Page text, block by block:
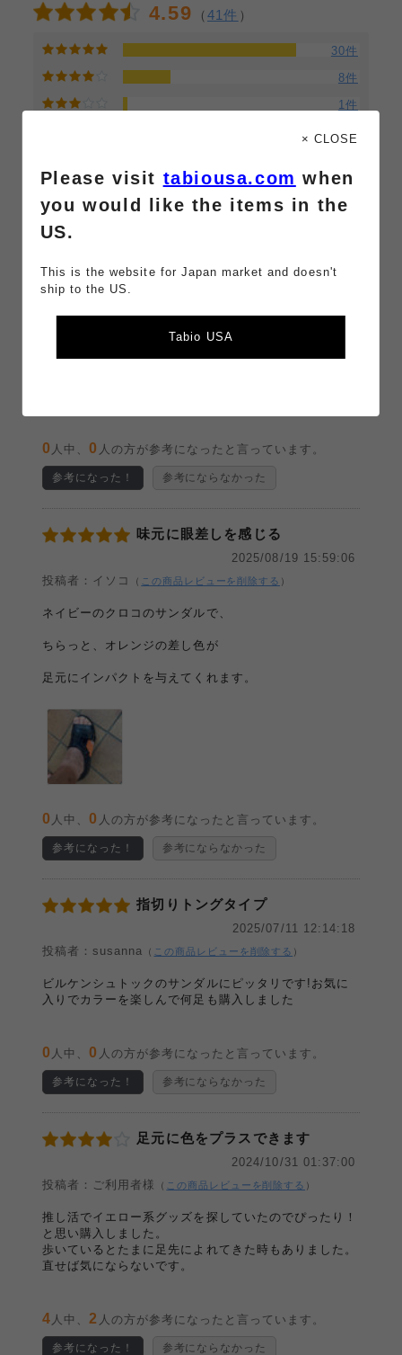
4.59 （ 41件 ）
30件
8件
1件
1件
え
ード
クリア
投稿者：an
0 人中、0 人の方が参考になったと言っています。
参考になった！ 参考にならなかった
味元に眼差しを感じる
2025/08/19 15:59:06
投稿者：イソコ
（ この商品レビューを削除する ）
ネイビーのクロコのサンダルで、
ちらっと、オレンジの差し色が
足元にインパクトを与えてくれます。
0 人中、0 人の方が参考になったと言っています。
参考になった！ 参考にならなかった
指切りトングタイプ
2025/07/11 12:14:18
投稿者：susanna
（ この商品レビューを削除する ）
ビルケンシュトックのサンダルにピッタリです!お気に
入りでカラーを楽しんで何足も購入しました
0 人中、0 人の方が参考になったと言っています。
参考になった！ 参考にならなかった
足元に色をプラスできます
2024/10/31 01:37:00
投稿者：ご利用者様
（ この商品レビューを削除する ）
推し活でイエロー系グッズを探していたのでぴったり！
と思い購入しました。
歩いているとたまに足先によれてきた時もありました。
直せば気にならないです。
4 人中、2 人の方が参考になったと言っています。
参考になった！ 参考にならなかった
× CLOSE
Please visit tabiousa.com when
you would like the items in the
US.
This is the website for Japan market and doesn't
ship to the US.
Tabio USA